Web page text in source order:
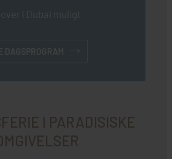
i Dubai muligt
DAGSPROGRAM
I PARADISISKE